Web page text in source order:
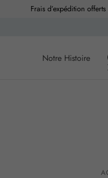
Frais d’expédition
Notre Histoire